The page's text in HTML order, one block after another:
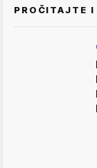
PROČITAJTE I